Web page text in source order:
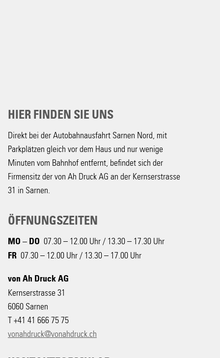
HIER FINDEN SIE UNS
Direkt bei der Autobahnausfahrt Sarnen Nord, mit
Parkplätzen gleich vor dem Haus und nur wenige
Minuten vom Bahnhof entfernt, befindet sich der
Firmensitz der von Ah Druck AG an der Kernserstrasse
31 in Sarnen.
ÖFFNUNGSZEITEN
MO – DO 07.30 – 12.00 Uhr / 13.30 – 17.30 Uhr
FR 07.30 – 12.00 Uhr / 13.30 – 17.00 Uhr
von Ah Druck AG
Kernserstrasse 31
6060 Sarnen
T +41 41 666 75 75
vonahdruck@vonahdruck.ch